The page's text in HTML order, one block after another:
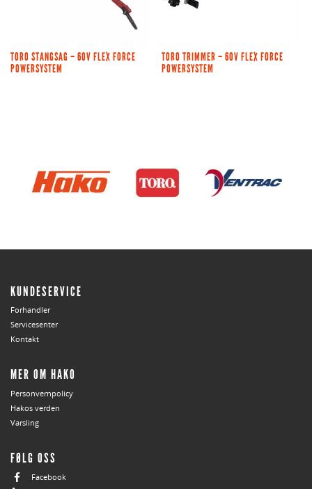
TORO STANGSAG – 60V FLEX FORCE
POWERSYSTEM
TORO TRIMMER – 60V FLEX FORCE
POWERSYSTEM
KUNDESERVICE
Forhandler
Servicesenter
Kontakt
MER OM HAKO
Personvernpolicy
Hakos verden
Varsling
FØLG OSS
Facebook